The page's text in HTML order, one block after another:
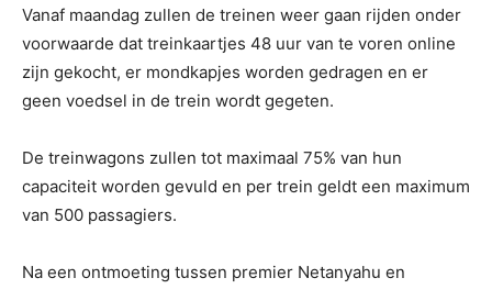
Vanaf maandag zullen de treinen weer gaan rijden onder
voorwaarde dat treinkaartjes 48 uur van te voren online
zijn gekocht, er mondkapjes worden gedragen en er
geen voedsel in de trein wordt gegeten.
De treinwagons zullen tot maximaal 75% van hun
capaciteit worden gevuld en per trein geldt een maximum
van 500 passagiers.
Na een ontmoeting tussen premier Netanyahu en